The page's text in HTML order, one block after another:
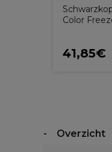
Color
41,85€
Overzicht